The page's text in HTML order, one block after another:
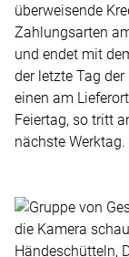
überweisende
Zahlungsarten
und endet mit
der letzte Tag
einen am
Feiertag, so tritt
nächste Werktag.